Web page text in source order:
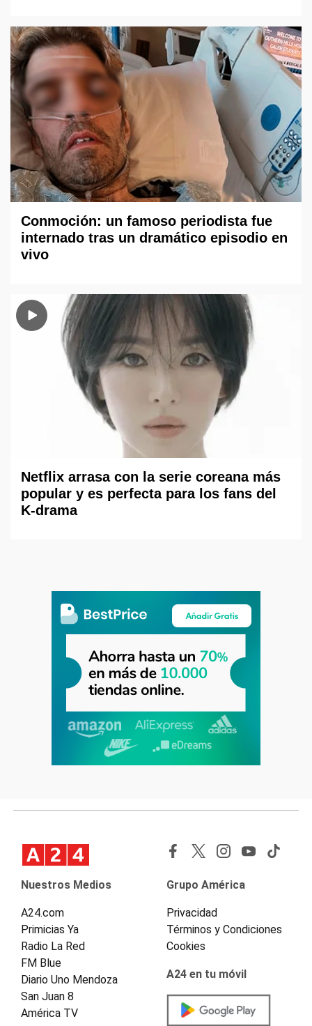
Conmoción: un famoso periodista fue
internado tras un dramático episodio en
vivo
Netflix arrasa con la serie coreana más
popular y es perfecta para los fans del
K-drama
Nuestros Medios
A24.com
Primicias Ya
Radio La Red
FM Blue
Diario Uno Mendoza
San Juan 8
América TV
Grupo América
Privacidad
Términos y Condiciones
Cookies
A24 en tu móvil